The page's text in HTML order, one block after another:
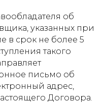
об
указанных при
в срок не более 5
такого
письмо об
адрес,
Договора.